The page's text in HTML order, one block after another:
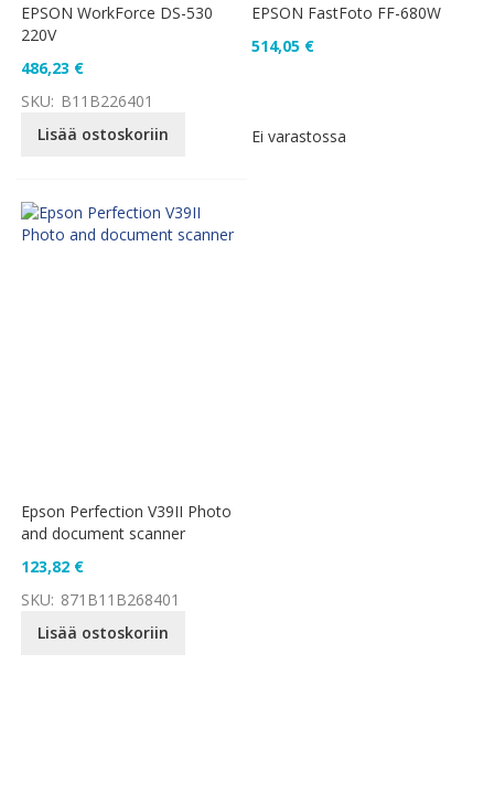
EPSON WorkForce DS-530
220V
486,23 €
SKU: B11B226401
Lisää ostoskoriin
EPSON FastFoto FF-680W
514,05 €
Ei varastossa
Epson Perfection V39II Photo
and document scanner
123,82 €
SKU: 871B11B268401
Lisää ostoskoriin